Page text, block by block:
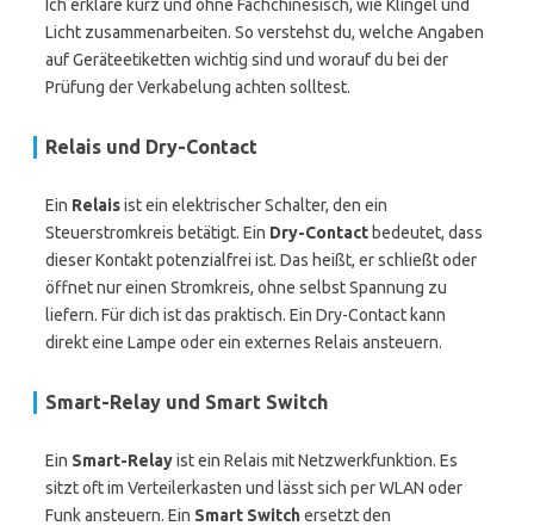
Ich erkläre kurz und ohne Fachchinesisch, wie Klingel und
Licht zusammenarbeiten. So verstehst du, welche Angaben
auf Geräteetiketten wichtig sind und worauf du bei der
Prüfung der Verkabelung achten solltest.
Relais und Dry-Contact
Ein Relaisist ein elektrischer Schalter, den ein
Steuerstromkreis betätigt. Ein Dry-Contact bedeutet, dass
dieser Kontakt potenzialfrei ist. Das heißt, er schließt oder
öffnet nur einen Stromkreis, ohne selbst Spannung zu
liefern. Für dich ist das praktisch. Ein Dry-Contact kann
direkt eine Lampe oder ein externes Relais ansteuern.
Smart-Relay und Smart Switch
Ein Smart-Relayist ein Relais mit Netzwerkfunktion. Es
sitzt oft im Verteilerkasten und lässt sich per WLAN oder
Funk ansteuern. Ein Smart Switchersetzt den